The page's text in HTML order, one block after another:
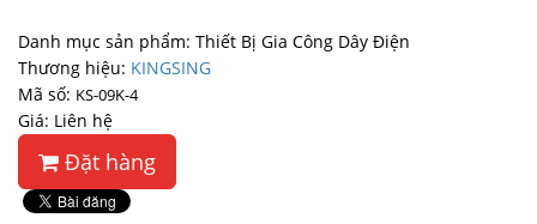
Danh mục sản phẩm: Thiết Bị Gia Công Dây Điện
Thương hiệu: KINGSING
Mã số: KS-09K-4
Giá: Liên hệ
Đặt hàng